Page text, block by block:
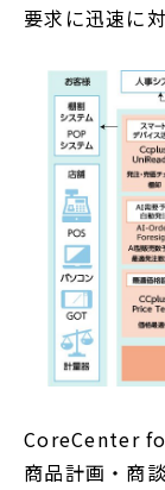
要求に迅速に
CoreCenter
商品計画・商